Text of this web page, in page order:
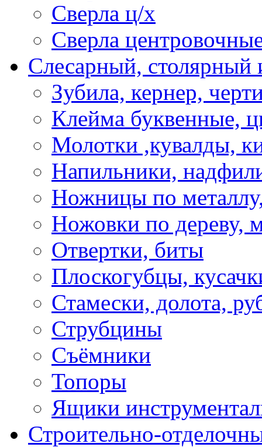
Сверла ц/х
Сверла
Слесарный, столярный
Зубила, кернер,
Клейма буквенные,
Молотки ,кувалды,
Напильники,
Ножницы по
Ножовки по дереву,
Отвертки, биты
Плоскогубцы,
Стамески, долота,
Струбцины
Съёмники
Топоры
Ящики
Строительно-